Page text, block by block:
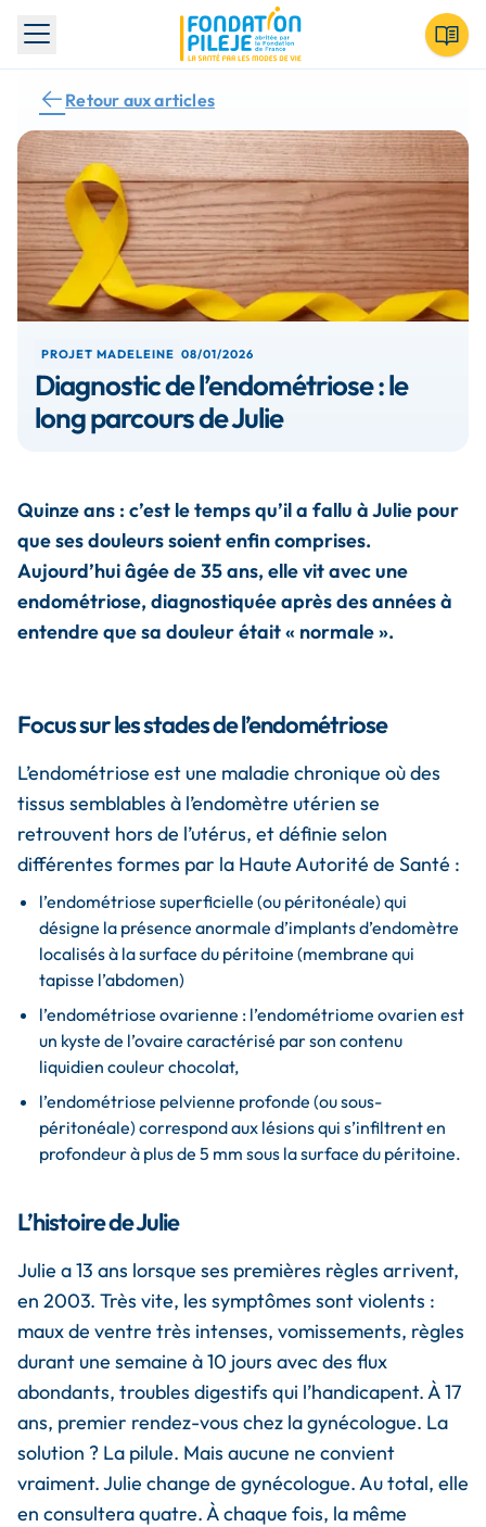
Toggle menu
Retour aux articles
PROJET MADELEINE 08/01/2026
Diagnostic de l’endométriose : le
long parcours de Julie
Quinze ans : c’est le temps qu’il a fallu à Julie pour
que ses douleurs soient enfin comprises.
Aujourd’hui âgée de 35 ans, elle vit avec une
endométriose, diagnostiquée après des années à
entendre que sa douleur était « normale ».
Focus sur les stades de l’endométriose
L’endométriose est une maladie chronique où des
tissus semblables à l’endomètre utérien se
retrouvent hors de l’utérus, et définie selon
différentes formes par la Haute Autorité de Santé :
l’endométriose superficielle (ou péritonéale) qui
désigne la présence anormale d’implants d’endomètre
localisés à la surface du péritoine (membrane qui
tapisse l’abdomen)
l’endométriose ovarienne : l’endométriome ovarien est
un kyste de l’ovaire caractérisé par son contenu
liquidien couleur chocolat,
l’endométriose pelvienne profonde (ou sous-
péritonéale) correspond aux lésions qui s’infiltrent en
profondeur à plus de 5 mm sous la surface du péritoine.
L’histoire de Julie
Julie a 13 ans lorsque ses premières règles arrivent,
en 2003. Très vite, les symptômes sont violents :
maux de ventre très intenses, vomissements, règles
durant une semaine à 10 jours avec des flux
abondants, troubles digestifs qui l’handicapent. À 17
ans, premier rendez-vous chez la gynécologue. La
solution ? La pilule. Mais aucune ne convient
vraiment. Julie change de gynécologue. Au total, elle
en consultera quatre. À chaque fois, la même